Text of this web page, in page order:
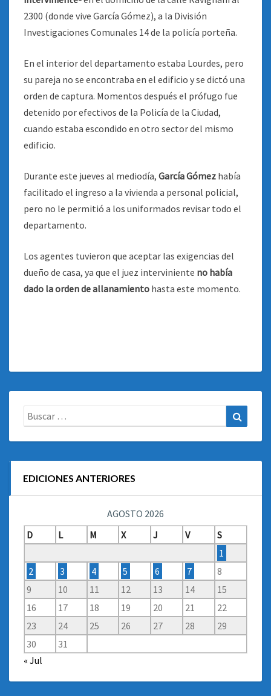
2300 (donde vive García Gómez), a la División
Investigaciones Comunales 14 de la policía porteña.
En el interior del departamento estaba Lourdes, pero
su pareja no se encontraba en el edificio y se dictó una
orden de captura. Momentos después el prófugo fue
detenido por efectivos de la Policía de la Ciudad,
cuando estaba escondido en otro sector del mismo
edificio.
Durante este jueves al mediodía, García Gómez había
facilitado el ingreso a la vivienda a personal policial,
pero no le permitió a los uniformados revisar todo el
departamento.
Los agentes tuvieron que aceptar las exigencias del
dueño de casa, ya que el juez interviniente no había
dado la orden de allanamiento hasta este momento.
Buscar:
EDICIONES ANTERIORES
AGOSTO 2026
D
L M X J V
S
1
2
3 4 5 6 7
8
9
10 11 12 13 14
15
16
17 18 19 20 21
22
23
24 25 26 27 28
29
30
31
« Jul